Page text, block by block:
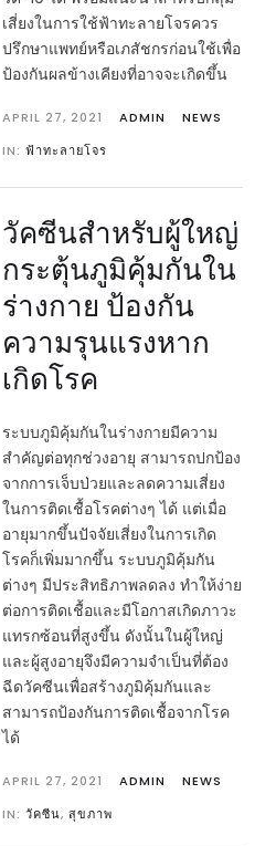
เสี่ยงในการใช้ฟ้าทะลายโจรควร
ปรึกษาแพทย์หรือเภสัชกรก่อนใช้เพื่อ
ป้องกันผลข้างเคียงที่อาจจะเกิดขึ้น
APRIL 27, 2021 ADMIN
NEWS
IN: ฟ้าทะลายโจร
วัคซีนสำหรับผู้ใหญ่
กระตุ้นภูมิคุ้มกันใน
ร่างกาย ป้องกัน
ความรุนแรงหาก
เกิดโรค
ระบบภูมิคุ้มกันในร่างกายมีความ
สำคัญต่อทุกช่วงอายุ สามารถปกป้อง
จากการเจ็บป่วยและลดความเสี่ยง
ในการติดเชื้อโรคต่างๆ ได้ แต่เมื่อ
อายุมากขึ้นปัจจัยเสี่ยงในการเกิด
โรคก็เพิ่มมากขึ้น ระบบภูมิคุ้มกัน
ต่างๆ มีประสิทธิภาพลดลง ทำให้ง่าย
ต่อการติดเชื้อและมีโอกาสเกิดภาวะ
แทรกซ้อนที่สูงขึ้น ดังนั้นในผู้ใหญ่
และผู้สูงอายุจึงมีความจำเป็นที่ต้อง
ฉีดวัคซีนเพื่อสร้างภูมิคุ้มกันและ
สามารถป้องกันการติดเชื้อจากโรค
ได้
APRIL 27, 2021 ADMIN
NEWS
IN: วัคซีน, สุขภาพ